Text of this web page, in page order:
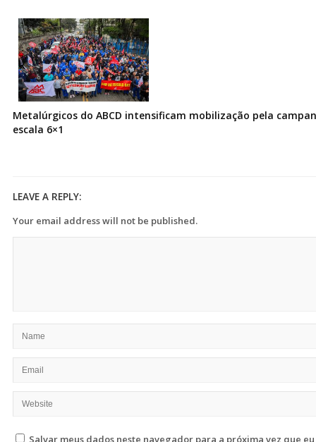
Metalúrgicos do ABCD intensificam mobilização pela
escala 6×1
LEAVE A REPLY:
Your email address will not be published.
Salvar meus dados neste navegador para a próxima vez que